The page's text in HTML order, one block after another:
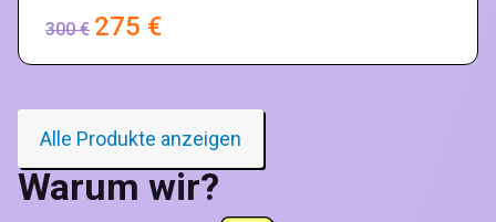
300€ 275 €
Alle Produkte anzeigen
Warum wir?